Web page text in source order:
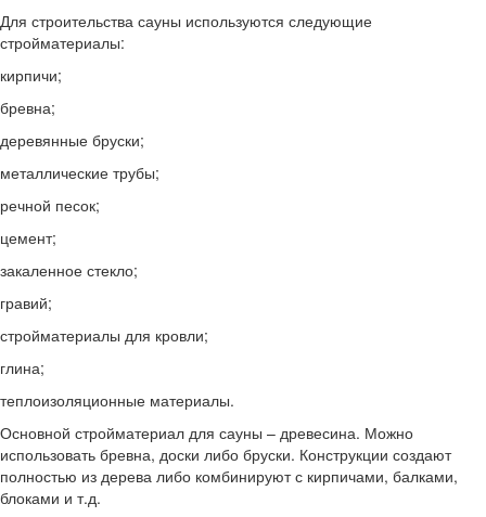
Для строительства сауны используются следующие
стройматериалы:
кирпичи;
бревна;
деревянные бруски;
металлические трубы;
речной песок;
цемент;
закаленное стекло;
гравий;
стройматериалы для кровли;
глина;
теплоизоляционные материалы.
Основной стройматериал для сауны – древесина. Можно
использовать бревна, доски либо бруски. Конструкции создают
полностью из дерева либо комбинируют с кирпичами, балками,
блоками и т.д.